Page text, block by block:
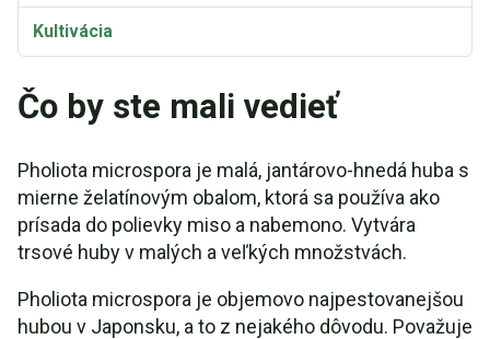
Kultivácia
Čo by ste mali vedieť
Pholiota microspora je malá, jantárovo-hnedá huba s
mierne želatínovým obalom, ktorá sa používa ako
prísada do polievky miso a nabemono. Vytvára
trsové huby v malých a veľkých množstvách.
Pholiota microspora je objemovo najpestovanejšou
hubou v Japonsku, a to z nejakého dôvodu. Považuje